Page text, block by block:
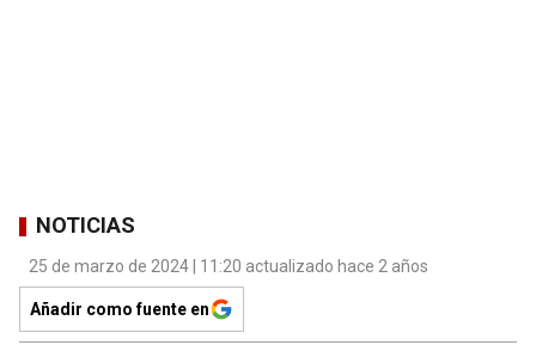
NOTICIAS
25 de marzo de 2024 | 11:20 actualizado hace 2 años
Añadir como fuente en